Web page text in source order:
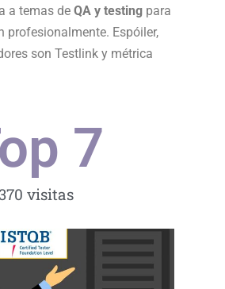
a temas de QA y testing para
profesionalmente. Espóiler,
son Testlink y métrica
visitas
7